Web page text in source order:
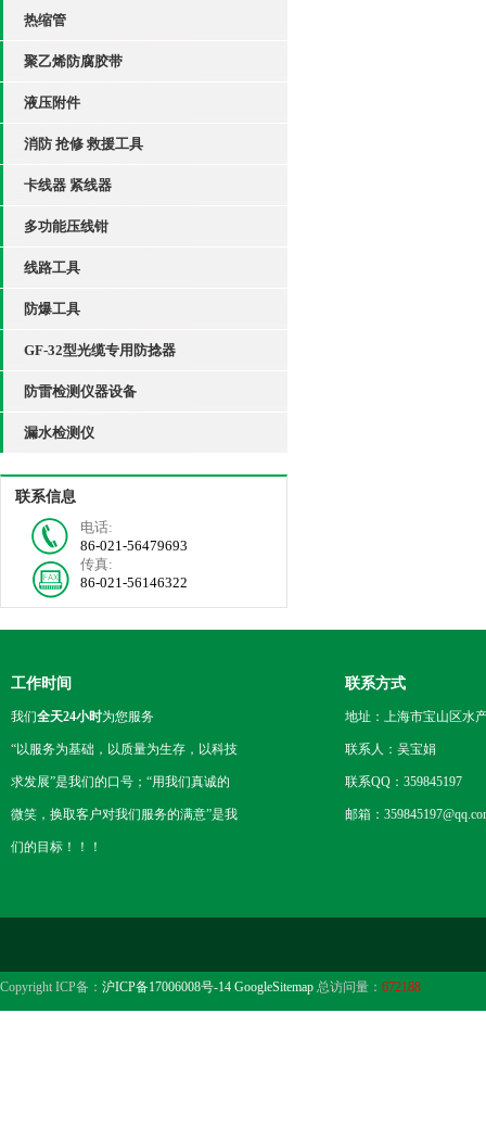
热缩管
聚乙烯防腐胶带
液压附件
消防 抢修 救援工具
卡线器 紧线器
多功能压线钳
线路工具
防爆工具
GF-32型光缆专用防捻器
防雷检测仪器设备
漏水检测仪
联系信息
电话:
86-021-56479693
传真:
86-021-56146322
工作时间
我们全天24小时为您服务
“以服务为基础，以质量为生存，以科技
求发展”是我们的口号；“用我们真诚的
微笑，换取客户对我们服务的满意”是我
们的目标！！！
联系方式
地址：上海市宝山区水
联系人：吴宝娟
联系QQ：359845197
邮箱：
Copyright ICP备： 沪ICP备17006008号-14 GoogleSitemap 总访问量： 672188